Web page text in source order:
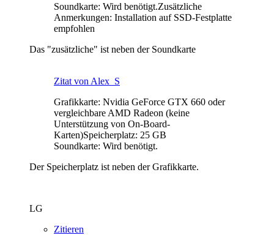
Soundkarte: Wird benötigt.Zusätzliche
Anmerkungen: Installation auf SSD-Festplatte
empfohlen
Das "zusätzliche" ist neben der Soundkarte
Zitat von Alex_S
Grafikkarte: Nvidia GeForce GTX 660 oder
vergleichbare AMD Radeon (keine
Unterstützung von On-Board-
Karten)Speicherplatz: 25 GB
Soundkarte: Wird benötigt.
Der Speicherplatz ist neben der Grafikkarte.
LG
Zitieren